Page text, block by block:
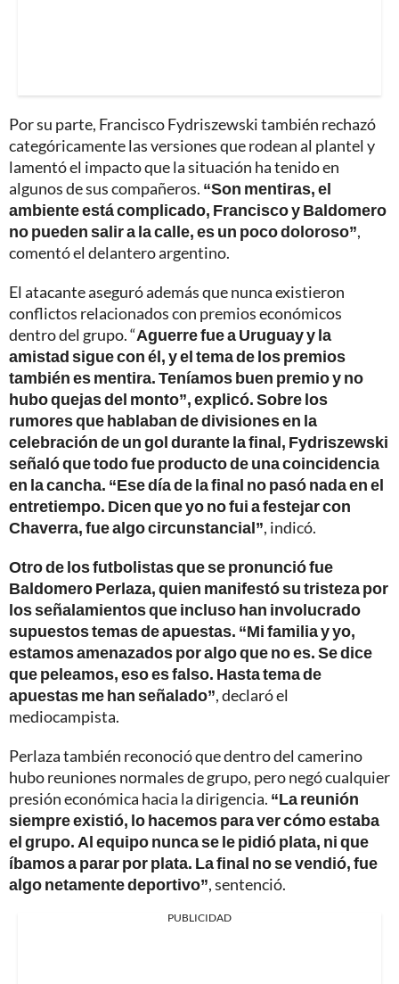
Por su parte, Francisco Fydriszewski también rechazó
categóricamente las versiones que rodean al plantel y
lamentó el impacto que la situación ha tenido en
algunos de sus compañeros. “Son mentiras, el
ambiente está complicado, Francisco y Baldomero
no pueden salir a la calle, es un poco doloroso”,
comentó el delantero argentino.
El atacante aseguró además que nunca existieron
conflictos relacionados con premios económicos
dentro del grupo. “Aguerre fue a Uruguay y la
amistad sigue con él, y el tema de los premios
también es mentira. Teníamos buen premio y no
hubo quejas del monto”, explicó. Sobre los
rumores que hablaban de divisiones en la
celebración de un gol durante la final, Fydriszewski
señaló que todo fue producto de una coincidencia
en la cancha. “Ese día de la final no pasó nada en el
entretiempo. Dicen que yo no fui a festejar con
Chaverra, fue algo circunstancial”, indicó.
Otro de los futbolistas que se pronunció fue
Baldomero Perlaza, quien manifestó su tristeza por
los señalamientos que incluso han involucrado
supuestos temas de apuestas. “Mi familia y yo,
estamos amenazados por algo que no es. Se dice
que peleamos, eso es falso. Hasta tema de
apuestas me han señalado”, declaró el
mediocampista.
Perlaza también reconoció que dentro del camerino
hubo reuniones normales de grupo, pero negó cualquier
presión económica hacia la dirigencia. “La reunión
siempre existió, lo hacemos para ver cómo estaba
el grupo. Al equipo nunca se le pidió plata, ni que
íbamos a parar por plata. La final no se vendió, fue
algo netamente deportivo”, sentenció.
PUBLICIDAD